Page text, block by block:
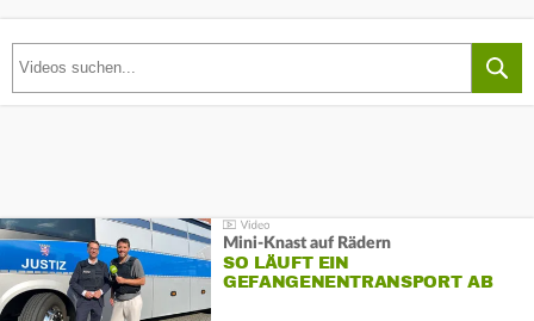
Mini-Knast auf Rädern
SO LÄUFT EIN
GEFANGENENTRANSPORT AB